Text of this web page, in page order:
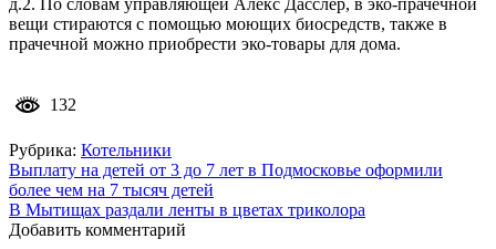
вещи стираются с помощью моющих биосредств, также в
прачечной можно приобрести эко-товары для дома.
132
Рубрика: Котельники
Навигация
по
записям
Выплату на детей от 3 до 7 лет в Подмосковье оформили
более чем на 7 тысяч детей
В Мытищах раздали ленты в цветах триколора
Добавить комментарий